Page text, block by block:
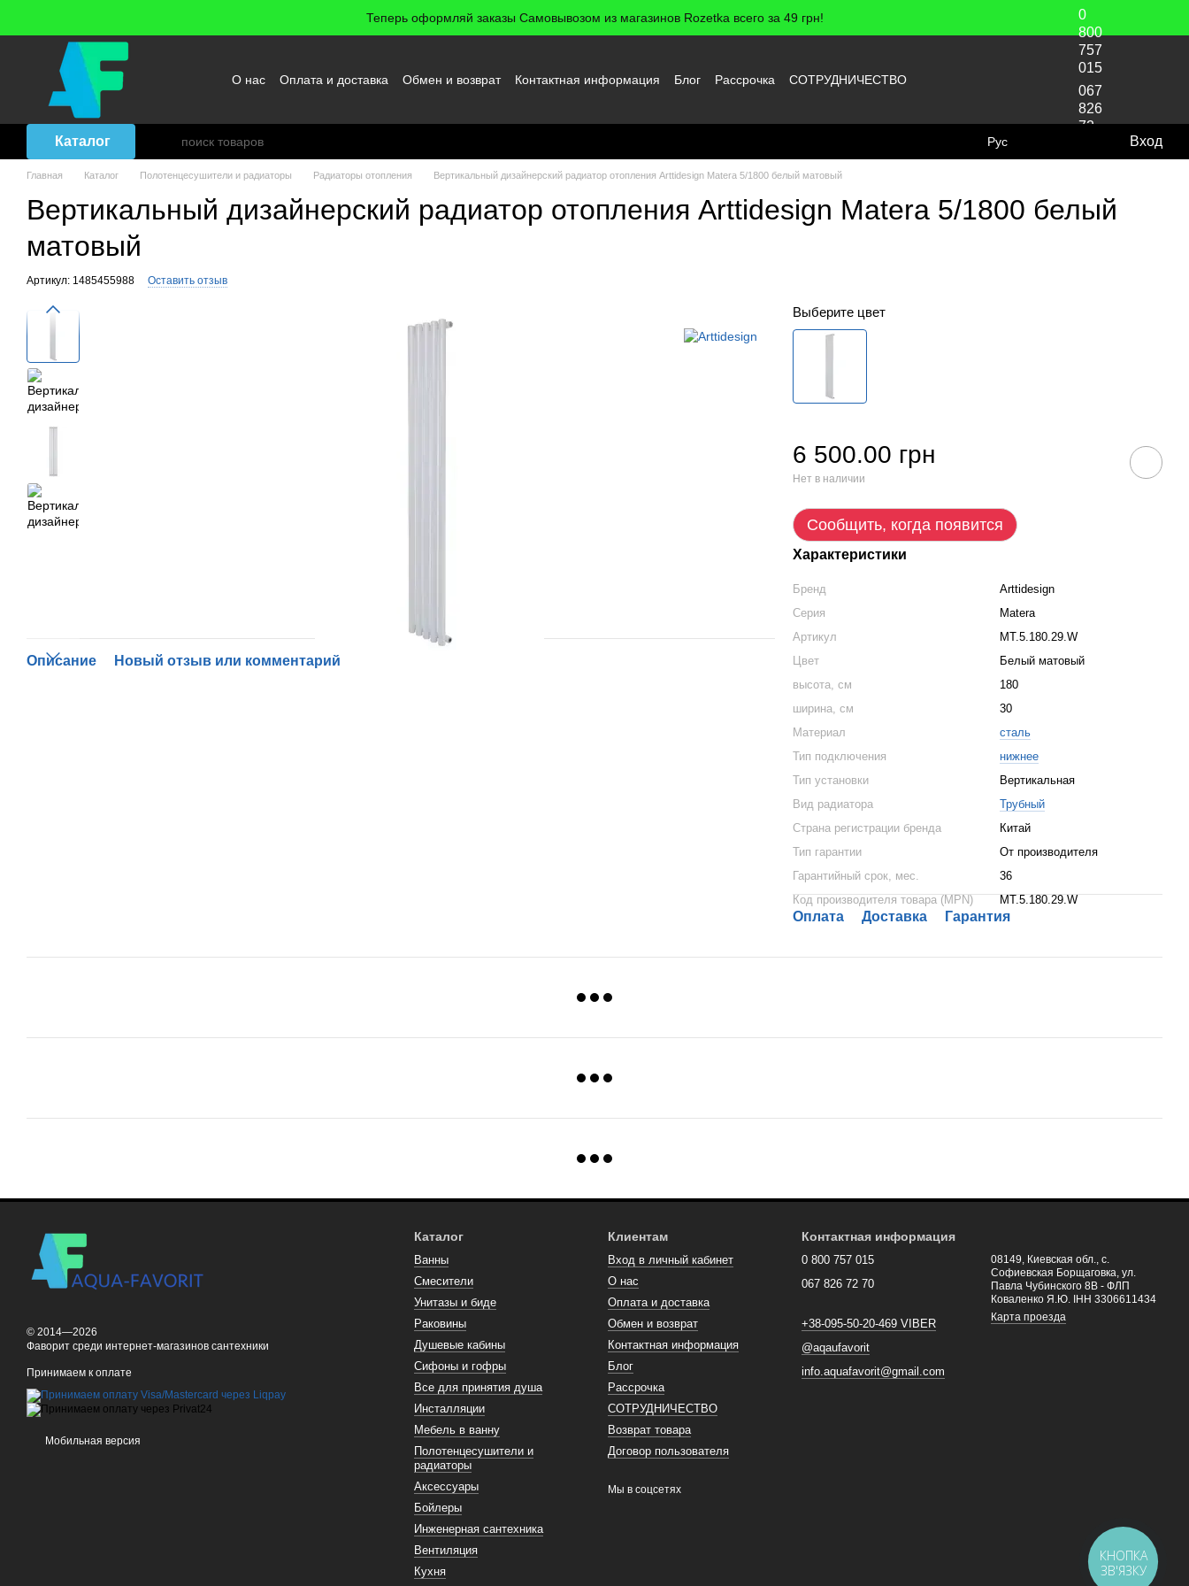
Теперь оформляй заказы Самовывозом из магазинов Rozetka всего за 49 грн!
О нас Оплата и доставка Обмен и возврат Контактная информация Блог Рассрочка
СОТРУДНИЧЕСТВО
0
800
757
015
067
826
72
Каталог Рус Вход
Главная Каталог Полотенцесушители и радиаторы Радиаторы отопления Вертикальный дизайнерский радиатор отопления Arttidesign Matera 5/1800 белый матовый
Вертикальный дизайнерский радиатор отопления Arttidesign Matera 5/1800 белый
матовый
Артикул: 1485455988 Оставить отзыв
Описание Новый отзыв или комментарий
Выберите цвет
6 500.00 грн
Нет в наличии
Сообщить, когда появится
Характеристики
Бренд
Arttidesign
Серия
Matera
Артикул
MT.5.180.29.W
Цвет
Белый матовый
высота, см
180
ширина, см
30
Материал
сталь
Тип подключения
нижнее
Тип установки
Вертикальная
Вид радиатора
Трубный
Страна регистрации бренда
Китай
Тип гарантии
От производителя
Гарантийный срок, мес.
36
Код производителя товара (MPN)
MT.5.180.29.W
Оплата Доставка Гарантия
© 2014—2026
Фаворит среди интернет-магазинов сантехники
Принимаем к оплате
Мобильная версия
Каталог
Ванны
Смесители
Унитазы и биде
Раковины
Душевые кабины
Сифоны и гофры
Все для принятия душа
Инсталляции
Мебель в ванну
Полотенцесушители и
радиаторы
Аксессуары
Бойлеры
Инженерная сантехника
Вентиляция
Кухня
Клиентам
Вход в личный кабинет
О нас
Оплата и доставка
Обмен и возврат
Контактная информация
Блог
Рассрочка
СОТРУДНИЧЕСТВО
Возврат товара
Договор пользователя
Мы в соцсетях
Контактная информация
0 800 757 015
067 826 72 70
+38-095-50-20-469 VIBER
@aqaufavorit
info.aquafavorit@gmail.com
08149, Киевская обл., с.
Софиевская Борщаговка, ул.
Павла Чубинского 8В - ФЛП
Коваленко Я.Ю. ІНН 3306611434
Карта проезда
КНОПКА
ЗВ'ЯЗКУ